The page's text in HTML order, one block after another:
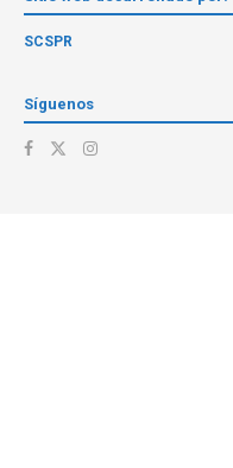
SCSPR
Síguenos